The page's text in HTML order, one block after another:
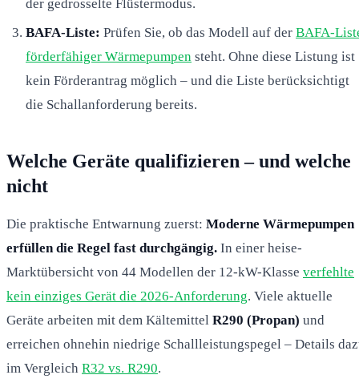
der gedrosselte Flüstermodus.
BAFA-Liste: Prüfen Sie, ob das Modell auf der BAFA-
förderfähiger Wärmepumpen steht. Ohne diese Listung ist
kein Förderantrag möglich – und die Liste berücksichtigt
die Schallanforderung bereits.
Welche Geräte qualifizieren – und welche
nicht
Die praktische Entwarnung zuerst: Moderne Wärmepumpen
erfüllen die Regel fast durchgängig. In einer heise-
Marktübersicht von 44 Modellen der 12-kW-Klasse verfehlte
kein einziges Gerät die 2026-Anforderung. Viele aktuelle
Geräte arbeiten mit dem Kältemittel R290 (Propan) und
erreichen ohnehin niedrige Schallleistungspegel – Details
im Vergleich R32 vs. R290.